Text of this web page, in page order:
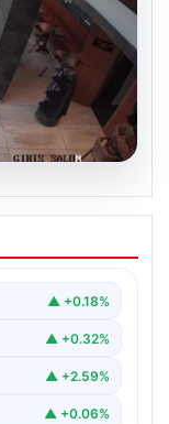
3
▲ +0.18%
▲ +0.32%
▲ +2.59%
▲ +0.06%